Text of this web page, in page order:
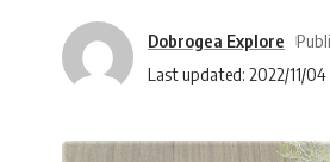
Last updated: 2022/11/04
Dobrogea Explore